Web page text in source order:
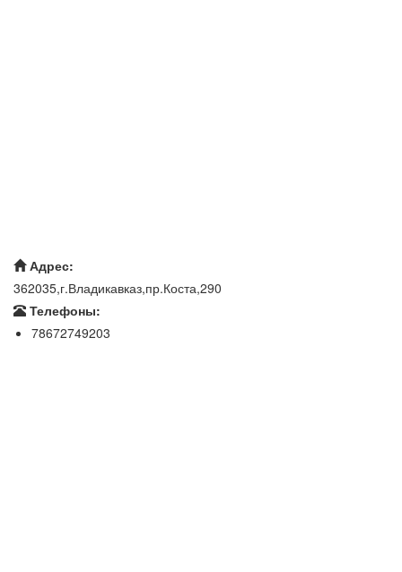
Адрес:
362035,г.Владикавказ,пр.Коста,290
Телефоны:
78672749203